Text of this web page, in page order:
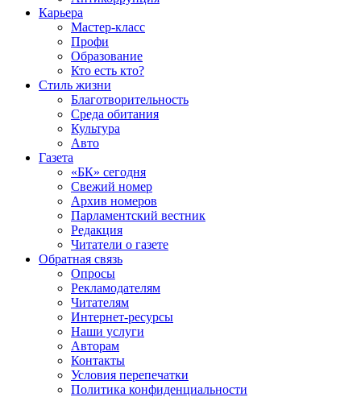
Карьера
Мастер-класс
Профи
Образование
Кто есть кто?
Стиль жизни
Благотворительность
Среда обитания
Культура
Авто
Газета
«БК» сегодня
Свежий номер
Архив номеров
Парламентский вестник
Редакция
Читатели о газете
Обратная связь
Опросы
Рекламодателям
Читателям
Интернет-ресурсы
Наши услуги
Авторам
Контакты
Условия перепечатки
Политика конфиденциальности